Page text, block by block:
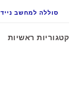
סוללה למחשב נייד
קטגוריות ראשיות